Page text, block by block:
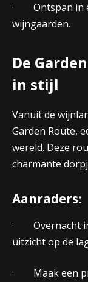
· Ontspan in
wijngaarden.
De
in stijl
Vanuit de
Garden Route,
wereld. Deze
charmante
Aanraders:
· Overnacht in
uitzicht op de
· Maak een